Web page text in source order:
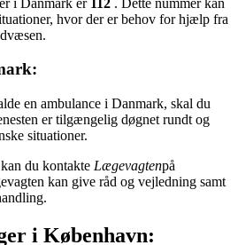
hvor der er behov for hjælp fra
en ambulance i Danmark, skal du
er tilgængelig døgnet rundt og
situationer.
du kontakte Lægevagtenpå
kan give råd og vejledning samt
i København: